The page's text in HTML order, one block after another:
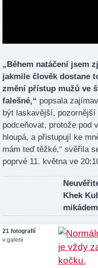
„Během natáčení jsem
jakmile člověk dostane
změní přístup mužů ve
falešné,“ popsala
být laskavější,
podceňovat, protože pod
hloupá, a přistupují ke
mám teď těžké,“ svěřila
poprvé 11. května ve
Khek
mikádem
21 fotografií
v galerii